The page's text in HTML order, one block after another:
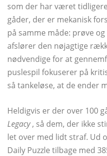
som der har været
gåder, der er mekanisk
på samme måde: prøve
afslører den nøjagtige
nødvendige for at
puslespil fokuserer på
så tankeløse, at de ender
Heldigvis er der over 100
Legacy, så dem, der ikke
let over med lidt straf. Ud
Daily Puzzle tilbage med